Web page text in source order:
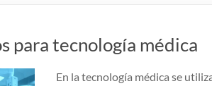
para tecnología médica
En la tecnología médica se